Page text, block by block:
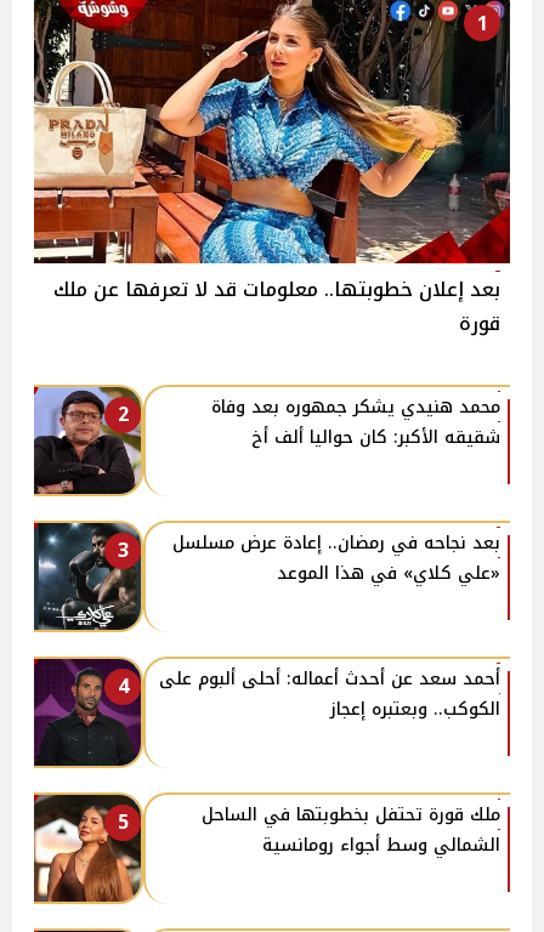
1
بعد إعلان خطوبتها.. معلومات قد لا تعرفها عن ملك
قورة
2
محمد هنيدي يشكر جمهوره بعد وفاة
شقيقه الأكبر: كان حواليا ألف أخ
3
بعد نجاحه في رمضان.. إعادة عرض مسلسل
«علي كلاي» في هذا الموعد
4
أحمد سعد عن أحدث أعماله: أحلى ألبوم على
الكوكب.. وبعتبره إعجاز
5
ملك قورة تحتفل بخطوبتها في الساحل
الشمالي وسط أجواء رومانسية